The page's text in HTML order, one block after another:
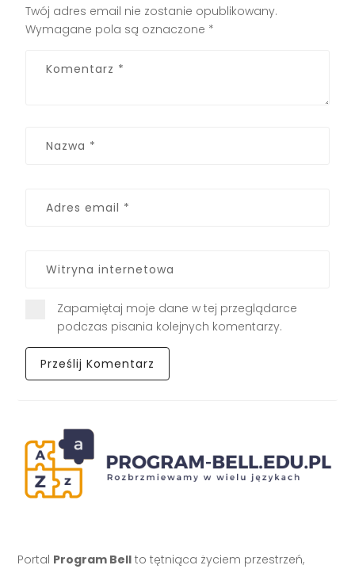
Twój adres email nie zostanie opublikowany.
Wymagane pola są oznaczone *
Zapamiętaj moje dane w tej przeglądarce
podczas pisania kolejnych komentarzy.
Portal Program Bell to tętniąca życiem przestrzeń,